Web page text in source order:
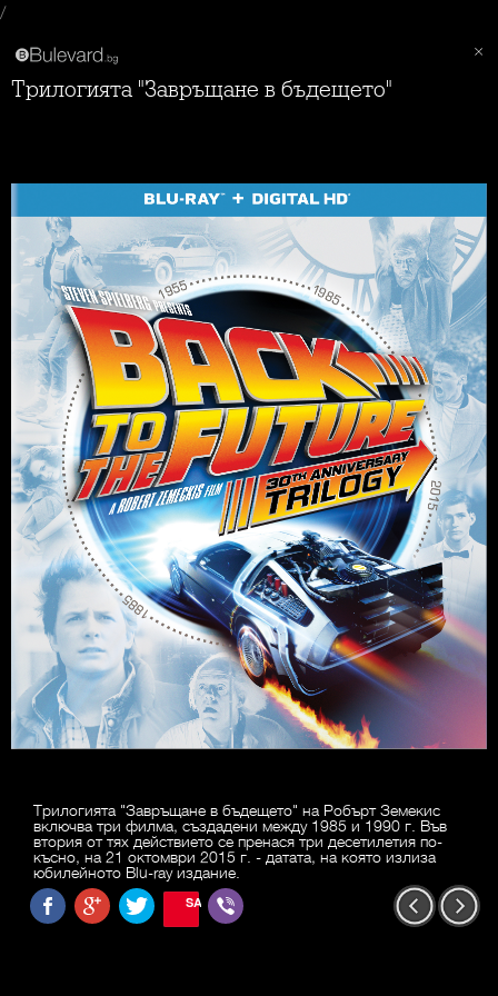
/
Трилогията "Завръщане в бъдещето"
Трилогията "Завръщане в бъдещето" на Робърт Земекис
включва три филма, създадени между 1985 и 1990 г. Във
втория от тях действието се пренася три десетилетия по-
късно, на 21 октомври 2015 г. - датата, на която излиза
юбилейното Blu-ray издание.
SAVE